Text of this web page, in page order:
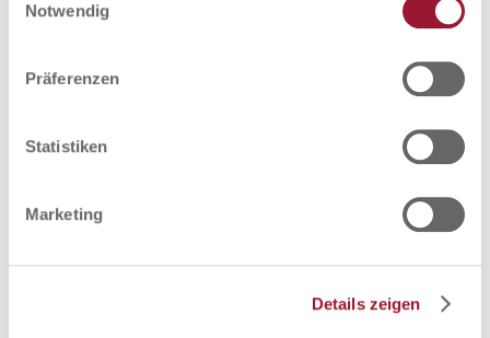
Informationen zur Verarbeitung Ihrer personenbezogenen
Informationen und Kontaktangaben des Seitenbetreiber
Notwendig
Präferenzen
Statistiken
Marketing
Details zeigen
nie